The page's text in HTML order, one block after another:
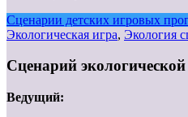
Сценарии детских игровых
Экологическая игра, Экология
Сценарий
Ведущий: